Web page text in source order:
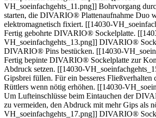
VH_soeinfachgehts_11.png]] Bohrvorgang
starten, die DIVARIO® Plattenaufnahme Duo
elektromagnetisch fixiert. [[14030-
Fertig gebohrte DIVARIO® Sockelplatte.
VH_soeinfachgehts_13.png]] DIVARIO®
DIVARIO® Pins bestücken. [[14030-
Fertig bepinte DIVARIO® Sockelplatte zur
Abdruck setzen. [[14030-
Gipsbrei füllen. Für ein besseres Fließverhalten
Rüttlers wenn nötig erhöhen. [[14030-
Um Lufteinschlüsse beim Eintauchen der
zu vermeiden, den Abdruck mit mehr Gips als
VH_soeinfachgehts_17.png]] DIVARIO®